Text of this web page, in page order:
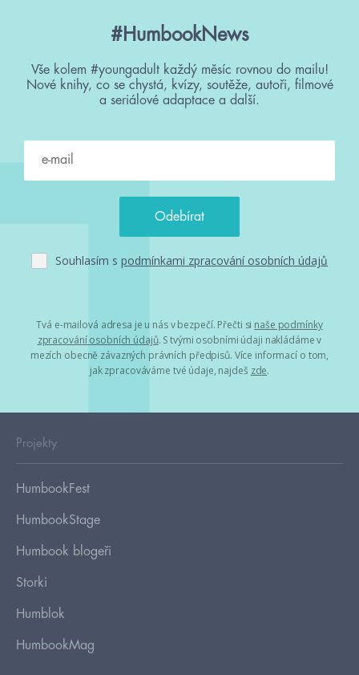
#HumbookNews
Vše kolem #youngadult každý měsíc rovnou do mailu!
Nové knihy, co se chystá, kvízy, soutěže, autoři, filmové
a seriálové adaptace a další.
Souhlasím s podmínkami zpracování osobních údajů
Tvá e-mailová adresa je u nás v bezpečí. Přečti si naše podmínky
zpracování osobních údajů. S tvými osobními údaji nakládáme v
mezích obecně závazných právních předpisů. Více informací o tom,
jak zpracováváme tvé údaje, najdeš zde.
Projekty
HumbookFest
HumbookStage
Humbook blogeři
Storki
Humblok
HumbookMag